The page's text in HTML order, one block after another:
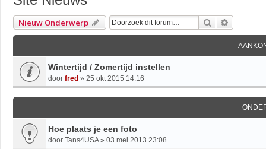
Nieuw Onderwerp Zoek
Wintertijd / Zomertijd instellen
door fred » 25 okt 2015 14:16
Hoe plaats je een foto
door Tans4USA» 03 mei 2013 23:08